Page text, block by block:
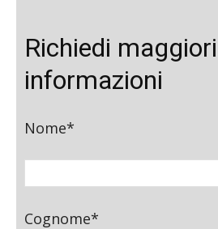
Richiedi maggiori
informazioni
Nome*
Cognome*